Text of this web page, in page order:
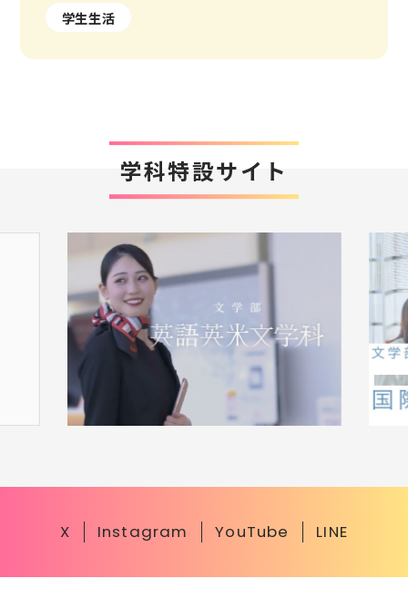
学生生活
学科特設サイト
X Instagram YouTube LINE